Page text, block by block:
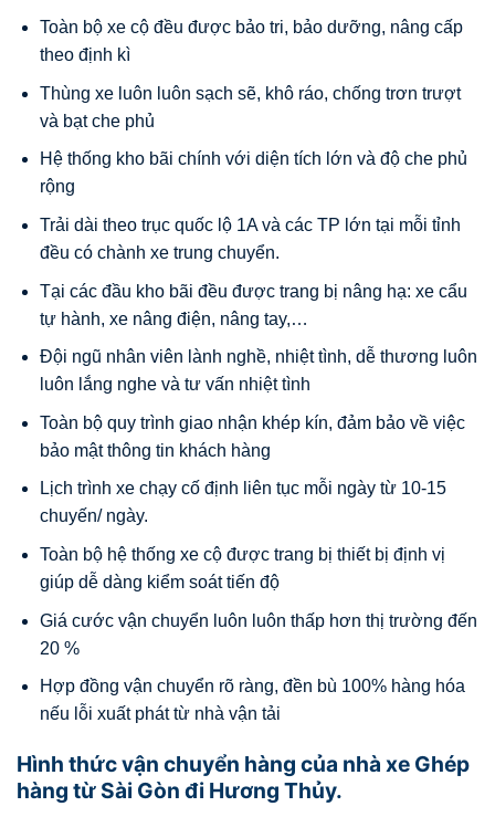
Toàn bộ xe cộ đều được bảo tri, bảo dưỡng, nâng cấp
theo định kì
Thùng xe luôn luôn sạch sẽ, khô ráo, chống trơn trượt
và bạt che phủ
Hệ thống kho bãi chính với diện tích lớn và độ che phủ
rộng
Trải dài theo trục quốc lộ 1A và các TP lớn tại mỗi tỉnh
đều có chành xe trung chuyển.
Tại các đầu kho bãi đều được trang bị nâng hạ: xe cẩu
tự hành, xe nâng điện, nâng tay,…
Đội ngũ nhân viên lành nghề, nhiệt tình, dễ thương luôn
luôn lắng nghe và tư vấn nhiệt tình
Toàn bộ quy trình giao nhận khép kín, đảm bảo về việc
bảo mật thông tin khách hàng
Lịch trình xe chạy cố định liên tục mỗi ngày từ 10-15
chuyến/ ngày.
Toàn bộ hệ thống xe cộ được trang bị thiết bị định vị
giúp dễ dàng kiểm soát tiến độ
Giá cước vận chuyển luôn luôn thấp hơn thị trường đến
20 %
Hợp đồng vận chuyển rõ ràng, đền bù 100% hàng hóa
nếu lỗi xuất phát từ nhà vận tải
Hình thức vận chuyển hàng của nhà xe Ghép
hàng từ Sài Gòn đi Hương Thủy.